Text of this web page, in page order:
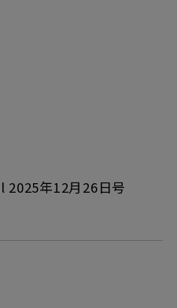
年12月26日号